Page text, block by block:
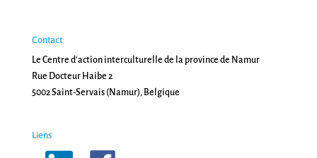
Contact
Le Centre d'action interculturelle de la province de Namur
Rue Docteur Haibe 2
5002 Saint-Servais (Namur), Belgique
Liens